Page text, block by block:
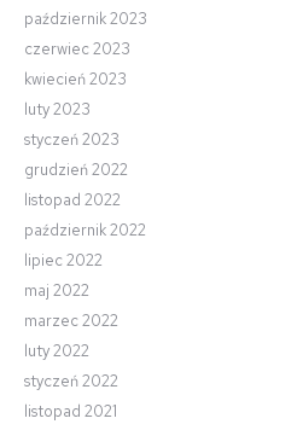
październik 2023
czerwiec 2023
kwiecień 2023
luty 2023
styczeń 2023
grudzień 2022
listopad 2022
październik 2022
lipiec 2022
maj 2022
marzec 2022
luty 2022
styczeń 2022
listopad 2021